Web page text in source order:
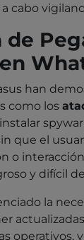
cabo
han
como los
que el
o
y difícil
la
operativos,